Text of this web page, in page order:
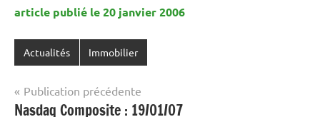
article publié le 20 janvier 2006
Actualités Immobilier
Navigation
Publication précédente
Nasdaq Composite : 19/01/07